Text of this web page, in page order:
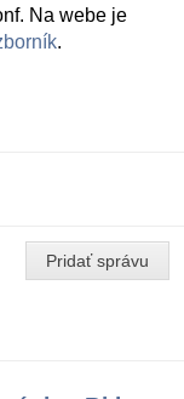
Na webe je
.
Pridať správu